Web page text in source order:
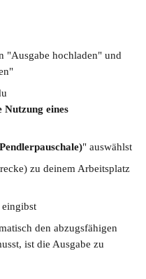
"Ausgabe hochladen" und
Nutzung eines
" auswählst
zu deinem Arbeitsplatz
eingibst
den abzugsfähigen
ist die Ausgabe zu